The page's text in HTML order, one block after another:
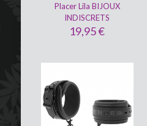
Placer Lila BIJOUX
INDISCRETS
19,95€